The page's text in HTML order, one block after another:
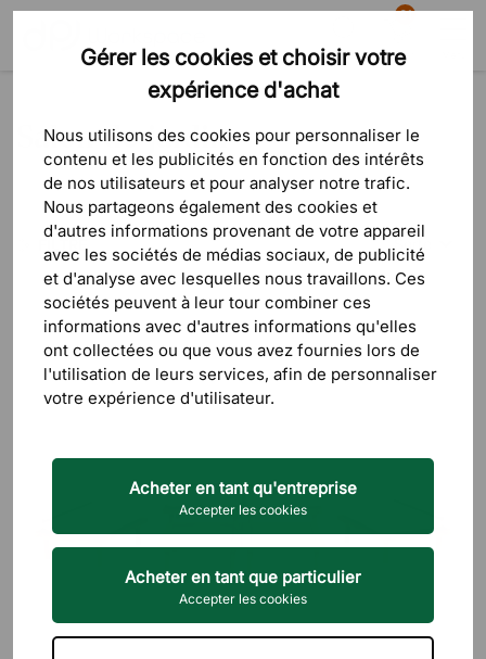
Gérer les cookies et choisir votre
expérience d'achat
Nous utilisons des cookies pour personnaliser le
contenu et les publicités en fonction des intérêts
de nos utilisateurs et pour analyser notre trafic.
Nous partageons également des cookies et
d'autres informations provenant de votre appareil
avec les sociétés de médias sociaux, de publicité
et d'analyse avec lesquelles nous travaillons. Ces
sociétés peuvent à leur tour combiner ces
informations avec d'autres informations qu'elles
ont collectées ou que vous avez fournies lors de
l'utilisation de leurs services, afin de personnaliser
votre expérience d'utilisateur.
Acheter en tant qu'entreprise
Accepter les cookies
Acheter en tant que particulier
Accepter les cookies
Recherche
81
Panier
Mobilier d'extérieur Salon de jardin
Salon de jardin
FILTRE Sorte
Le prix
Le plus